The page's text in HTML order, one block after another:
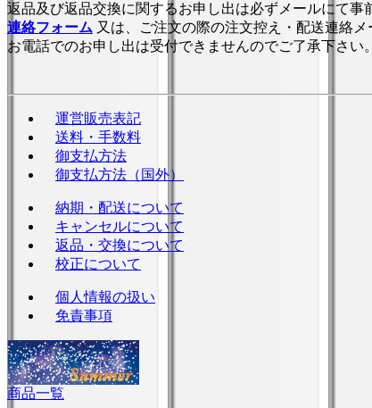
返品及び返品交換に関するお申し出は必ずメールにて事
連絡フォーム 又は、ご注文の際の注文控え・配送連絡メ
お電話でのお申し出は受付できませんのでご了承下さい。
運営販売表記
送料・手数料
御支払方法
御支払方法（国外）
納期・配送について
キャンセルについて
返品・交換について
校正について
個人情報の扱い
免責事項
商品一覧